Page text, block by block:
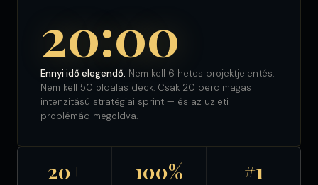
20:00
Ennyi idő elegendő. Nem kell 6 hetes projektjelentés.
Nem kell 50 oldalas deck. Csak 20 perc magas
intenzitású stratégiai sprint — és az üzleti
problémád megoldva.
20+ 100% #1